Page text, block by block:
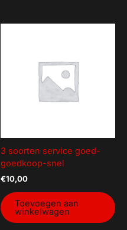
3 soorten service goed-
goedkoop-snel
€10,00
Toevoegen aan
winkelwagen